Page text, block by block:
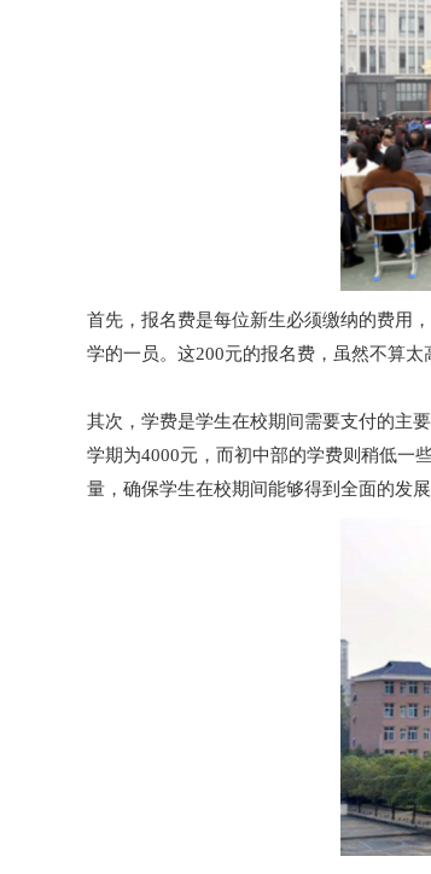
首先，报名费是每位新生必须缴纳的费用
学的一员。这200元的报名费，虽然不算太
其次，学费是学生在校期间需要支付的主
学期为4000元，而初中部的学费则稍低一
量，确保学生在校期间能够得到全面的发展